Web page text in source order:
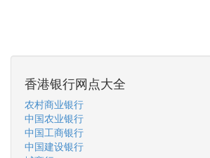
香港银行网点大全
农村商业银行
中国农业银行
中国工商银行
中国建设银行